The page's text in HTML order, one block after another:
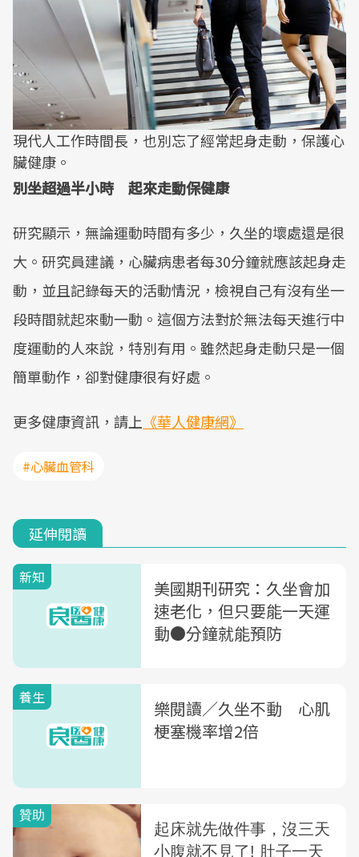
現代人工作時間長，也別忘了經常起身走動，保護心
臟健康。
別坐超過半小時 起來走動保健康
研究顯示，無論運動時間有多少，久坐的壞處還是很
大。研究員建議，心臟病患者每30分鐘就應該起身走
動，並且記錄每天的活動情況，檢視自己有沒有坐一
段時間就起來動一動。這個方法對於無法每天進行中
度運動的人來說，特別有用。雖然起身走動只是一個
簡單動作，卻對健康很有好處。
更多健康資訊，請上 《華人健康網》
#心臟血管科
延伸閱讀
新知
美國期刊研究：久坐會加
速老化，但只要能一天運
動●分鐘就能預防
養生
樂閱讀／久坐不動 心肌
梗塞機率增2倍